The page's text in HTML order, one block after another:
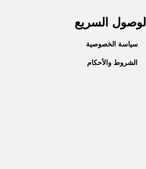
الوصول السريع
سياسة الخصوصية
الشروط والأحكام